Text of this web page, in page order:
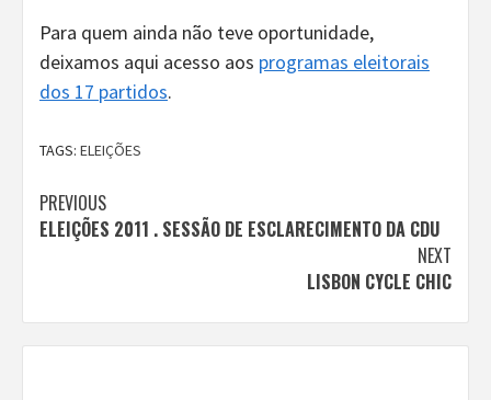
Para quem ainda não teve oportunidade,
deixamos aqui acesso aos programas eleitorais
dos 17 partidos.
TAGS: ELEIÇÕES
Continue
Reading
PREVIOUS
ELEIÇÕES 2011 . SESSÃO DE ESCLARECIMENTO DA CDU
NEXT
LISBON CYCLE CHIC